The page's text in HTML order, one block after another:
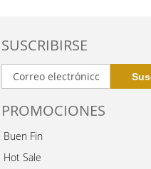
SUSCRIBIRSE
PROMOCIONES
Buen Fin
Hot Sale